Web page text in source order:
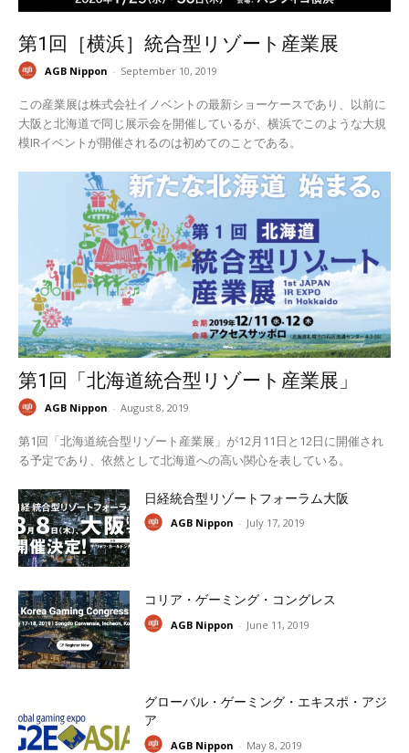
第1回［横浜］統合型リゾート産業展
AGB Nippon - September 10, 2019
この産業展は株式会社イノベントの最新ショーケースであり、以前に
大阪と北海道で同じ展示会を開催しているが、横浜でこのような大規
模IRイベントが開催されるのは初めてのことである。
第1回「北海道統合型リゾート産業展」
AGB Nippon - August 8, 2019
第1回「北海道統合型リゾート産業展」が12月11日と12日に開催され
る予定であり、依然として北海道への高い関心を表している。
日経統合型リゾートフォーラム大阪
AGB Nippon - July 17, 2019
コリア・ゲーミング・コングレス
AGB Nippon - June 11, 2019
グローバル・ゲーミング・エキスポ・アジ
ア
AGB Nippon - May 8, 2019